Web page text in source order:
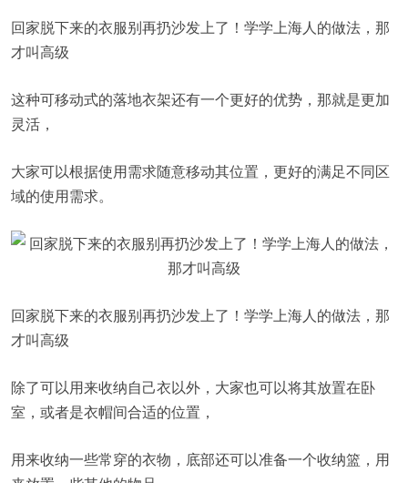
回家脱下来的衣服别再扔沙发上了！学学上海人的做法，那
才叫高级
这种可移动式的落地衣架还有一个更好的优势，那就是更加
灵活，
大家可以根据使用需求随意移动其位置，更好的满足不同区
域的使用需求。
回家脱下来的衣服别再扔沙发上了！学学上海人的做法，那
才叫高级
除了可以用来收纳自己衣以外，大家也可以将其放置在卧
室，或者是衣帽间合适的位置，
用来收纳一些常穿的衣物，底部还可以准备一个收纳篮，用